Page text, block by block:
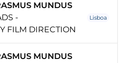
MUNDUS
-
FILM DIRECTION
Lisboa
MUNDUS